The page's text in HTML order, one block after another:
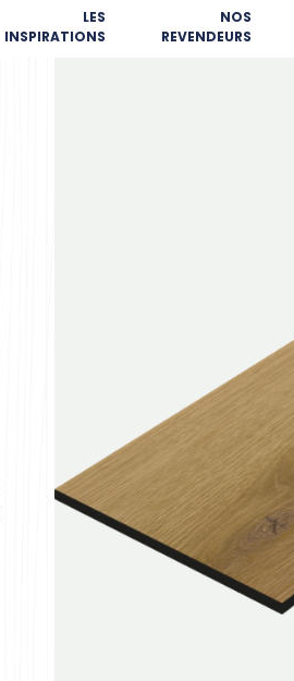
LES
INSPIRATIONS
NOS
REVENDEURS